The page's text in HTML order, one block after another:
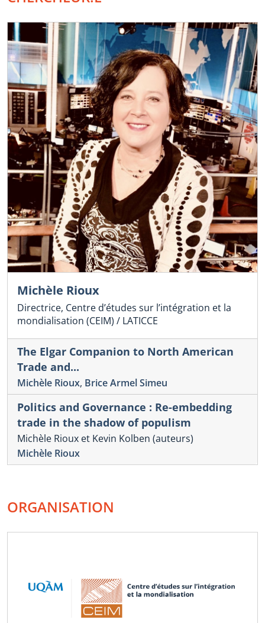
Michèle Rioux
Directrice, Centre d’études sur l’intégration et la
mondialisation (CEIM) / LATICCE
The Elgar Companion to North American
Trade and...
Michèle Rioux, Brice Armel Simeu
Politics and Governance : Re-embedding
trade in the shadow of populism
Michèle Rioux et Kevin Kolben (auteurs)
Michèle Rioux
ORGANISATION